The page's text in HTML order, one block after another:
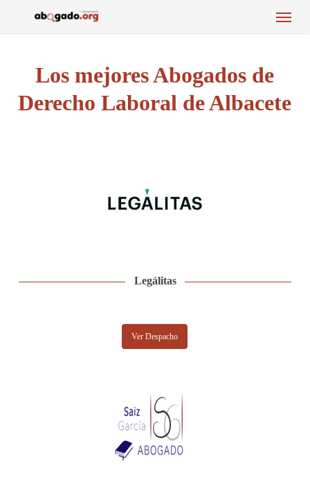
Menu
Los mejores Abogados de
Derecho Laboral de Albacete
Legálitas
Ver Despacho